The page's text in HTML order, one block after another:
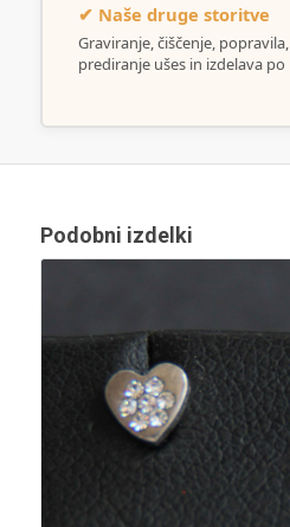
✔ Naše druge storitve
Graviranje, čiščenje,
prediranje ušes in izdelava po
Podobni izdelki